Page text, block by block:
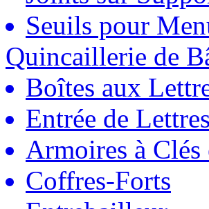
Seuils pour
Quincaillerie de
Boîtes aux
Entrée de Lettres
Armoires à
Coffres-Forts